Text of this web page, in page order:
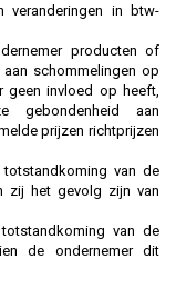
veranderingen in btw-
producten of
schommelingen op
geen invloed op heeft,
gebondenheid aan
prijzen richtprijzen
van de
zij het gevolg zijn van
van de
de ondernemer dit